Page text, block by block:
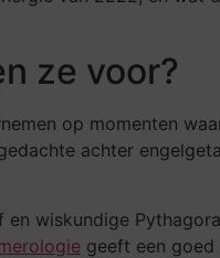
ze voor?
op momenten
achter
wiskundige
geeft een